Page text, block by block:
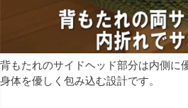
背もたれのサイドヘッド部分は内側に
身体を優しく包み込む設計です。